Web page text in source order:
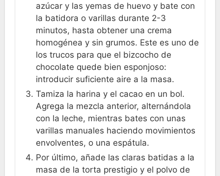
azúcar y las yemas de huevo y bate con
la batidora o varillas durante 2-3
minutos, hasta obtener una crema
homogénea y sin grumos. Este es uno de
los trucos para que el bizcocho de
chocolate quede bien esponjoso:
introducir suficiente aire a la masa.
Tamiza la harina y el cacao en un bol.
Agrega la mezcla anterior, alternándola
con la leche, mientras bates con unas
varillas manuales haciendo movimientos
envolventes, o una espátula.
Por último, añade las claras batidas a la
masa de la torta prestigio y el polvo de